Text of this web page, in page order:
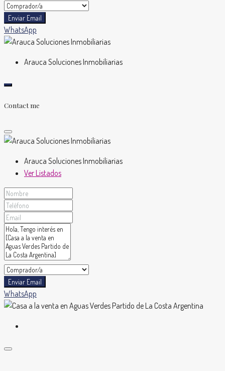
Enviar Email
WhatsApp
Arauca Soluciones Inmobiliarias
Contact me
Arauca Soluciones Inmobiliarias
Ver Listados
Enviar Email
WhatsApp